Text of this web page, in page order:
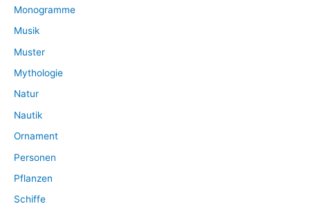
Monogramme
Musik
Muster
Mythologie
Natur
Nautik
Ornament
Personen
Pflanzen
Schiffe